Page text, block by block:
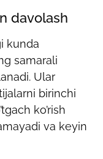
davolash
kunda
samarali
Ular
birinchi
ko’rish
va keyin